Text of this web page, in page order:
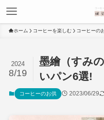
ホーム コーヒーを楽しむ コーヒーの
墨繪（すみ
いパン6選!
2024
8/19
コーヒーのお供 2023/06/29